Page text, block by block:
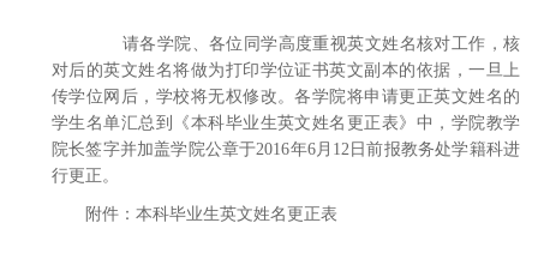
请各学院、各位同学高度重视英文姓名核对工作，核
对后的英文姓名将做为打印学位证书英文副本的依据，一旦上
传学位网后，学校将无权修改。各学院将申请更正英文姓名的
学生名单汇总到《本科毕业生英文姓名更正表》中，学院教学
院长签字并加盖学院公章于2016年6月12日前报教务处学籍科进
行更正。
附件：本科毕业生英文姓名更正表